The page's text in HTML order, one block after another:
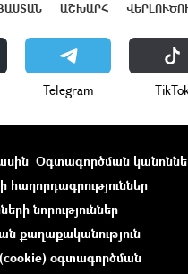
ԱՇԽԱՐՀ
Telegram
Օգտագործման
հաղորդագրություններ
նորություններ
քաղաքականություն
օգտագործման